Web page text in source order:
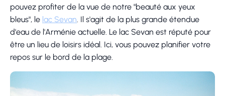
pouvez profiter de la vue de notre "beauté aux yeux
bleus", le lac Sevan. Il s'agit de la plus grande étendue
d'eau de l'Arménie actuelle. Le lac Sevan est réputé pour
être un lieu de loisirs idéal. Ici, vous pouvez planifier votre
repos sur le bord de la plage.